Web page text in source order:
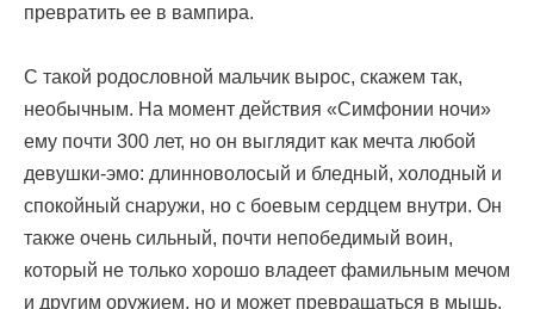
превратить ее в вампира.
С такой родословной мальчик вырос, скажем так,
необычным. На момент действия «Симфонии ночи»
ему почти 300 лет, но он выглядит как мечта любой
девушки-эмо: длинноволосый и бледный, холодный и
спокойный снаружи, но с боевым сердцем внутри. Он
также очень сильный, почти непобедимый воин,
который не только хорошо владеет фамильным мечом
и другим оружием, но и может превращаться в мышь,